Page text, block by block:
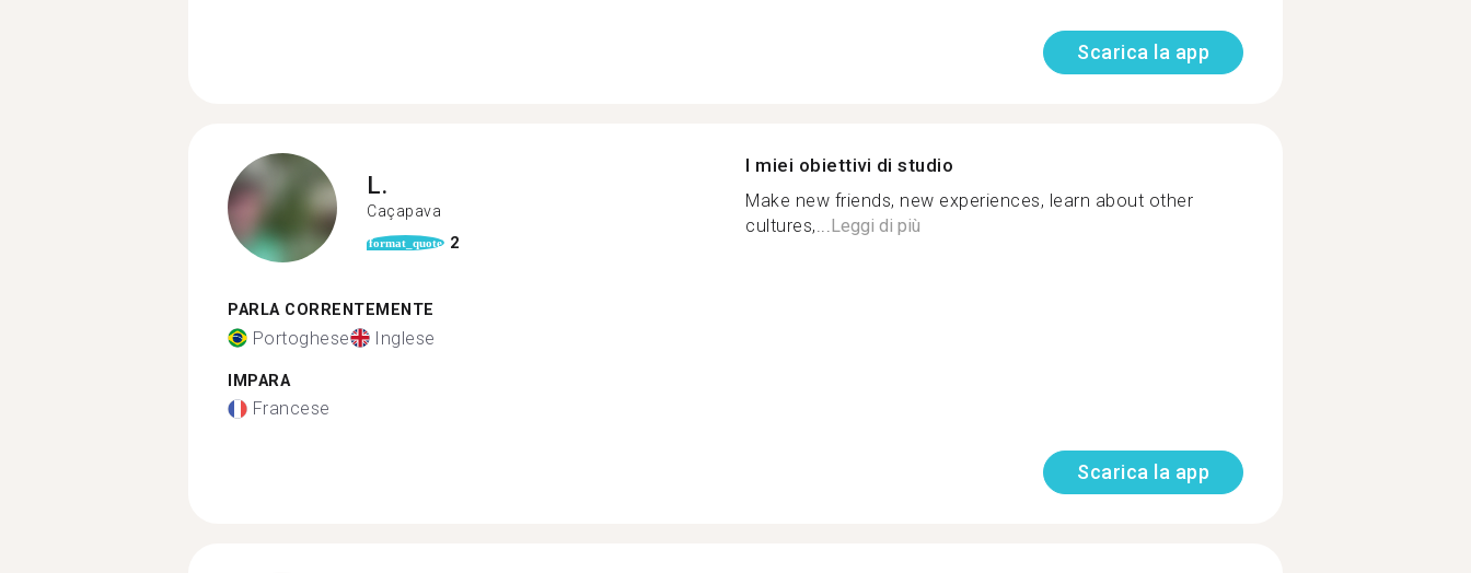
Scarica la app
L.
Caçapava
format_quote 2
PARLA CORRENTEMENTE
Portoghese Inglese
IMPARA
Francese
I miei obiettivi di studio
Make new friends, new experiences, learn about other
cultures,...Leggi di più
Scarica la app